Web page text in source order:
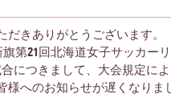
きありがとうございます。
第21回北海道女子サッカー
につきまして、大会規定に
様へのお知らせが遅くなり